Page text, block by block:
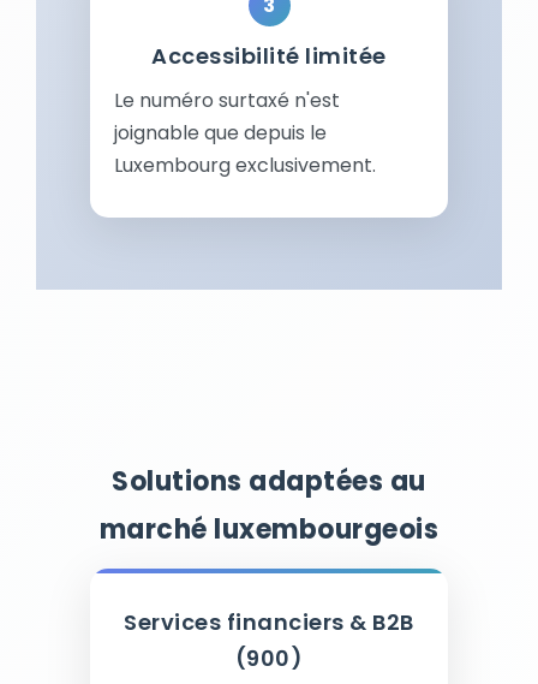
Accessibilité limitée
Le numéro surtaxé n'est
joignable que depuis le
Luxembourg exclusivement.
Solutions adaptées au
marché luxembourgeois
Services financiers & B2B
(900)